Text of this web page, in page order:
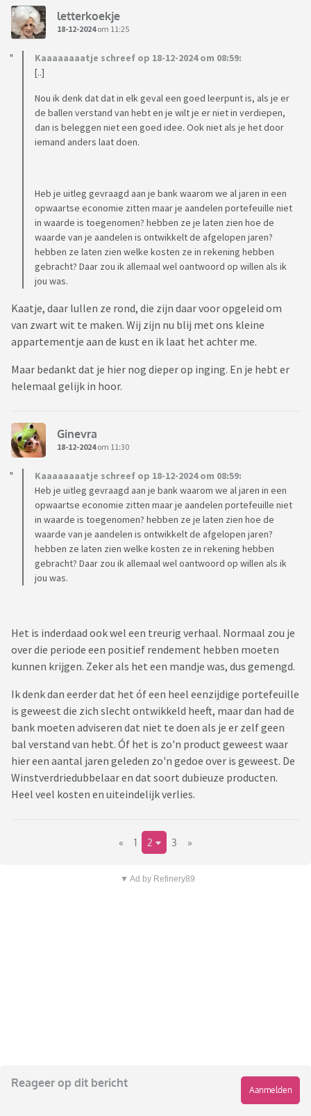
letterkoekje
18-12-2024om 11:25
Kaaaaaaaatje schreef op 18-12-2024 om 08:59:
[..]
Nou ik denk dat dat in elk geval een goed leerpunt is, als je er
de ballen verstand van hebt en je wilt je er niet in verdiepen,
dan is beleggen niet een goed idee. Ook niet als je het door
iemand anders laat doen.
Heb je uitleg gevraagd aan je bank waarom we al jaren in een
opwaartse economie zitten maar je aandelen portefeuille niet
in waarde is toegenomen? hebben ze je laten zien hoe de
waarde van je aandelen is ontwikkelt de afgelopen jaren?
hebben ze laten zien welke kosten ze in rekening hebben
gebracht? Daar zou ik allemaal wel oantwoord op willen als ik
jou was.
Kaatje, daar lullen ze rond, die zijn daar voor opgeleid om
van zwart wit te maken. Wij zijn nu blij met ons kleine
appartementje aan de kust en ik laat het achter me.
Maar bedankt dat je hier nog dieper op inging. En je hebt er
helemaal gelijk in hoor.
Ginevra
18-12-2024om 11:30
Kaaaaaaaatje schreef op 18-12-2024 om 08:59:
Heb je uitleg gevraagd aan je bank waarom we al jaren in een
opwaartse economie zitten maar je aandelen portefeuille niet
in waarde is toegenomen? hebben ze je laten zien hoe de
waarde van je aandelen is ontwikkelt de afgelopen jaren?
hebben ze laten zien welke kosten ze in rekening hebben
gebracht? Daar zou ik allemaal wel oantwoord op willen als ik
jou was.
Het is inderdaad ook wel een treurig verhaal. Normaal zou je
over die periode een positief rendement hebben moeten
kunnen krijgen. Zeker als het een mandje was, dus gemengd.
Ik denk dan eerder dat het óf een heel eenzijdige portefeuille
is geweest die zich slecht ontwikkeld heeft, maar dan had de
bank moeten adviseren dat niet te doen als je er zelf geen
bal verstand van hebt. Óf het is zo'n product geweest waar
hier een aantal jaren geleden zo'n gedoe over is geweest. De
Winstverdriedubbelaar en dat soort dubieuze producten.
Heel veel kosten en uiteindelijk verlies.
« 1 2 3 »
▼ Ad by Refinery89
Reageer op dit bericht
Aanmelden